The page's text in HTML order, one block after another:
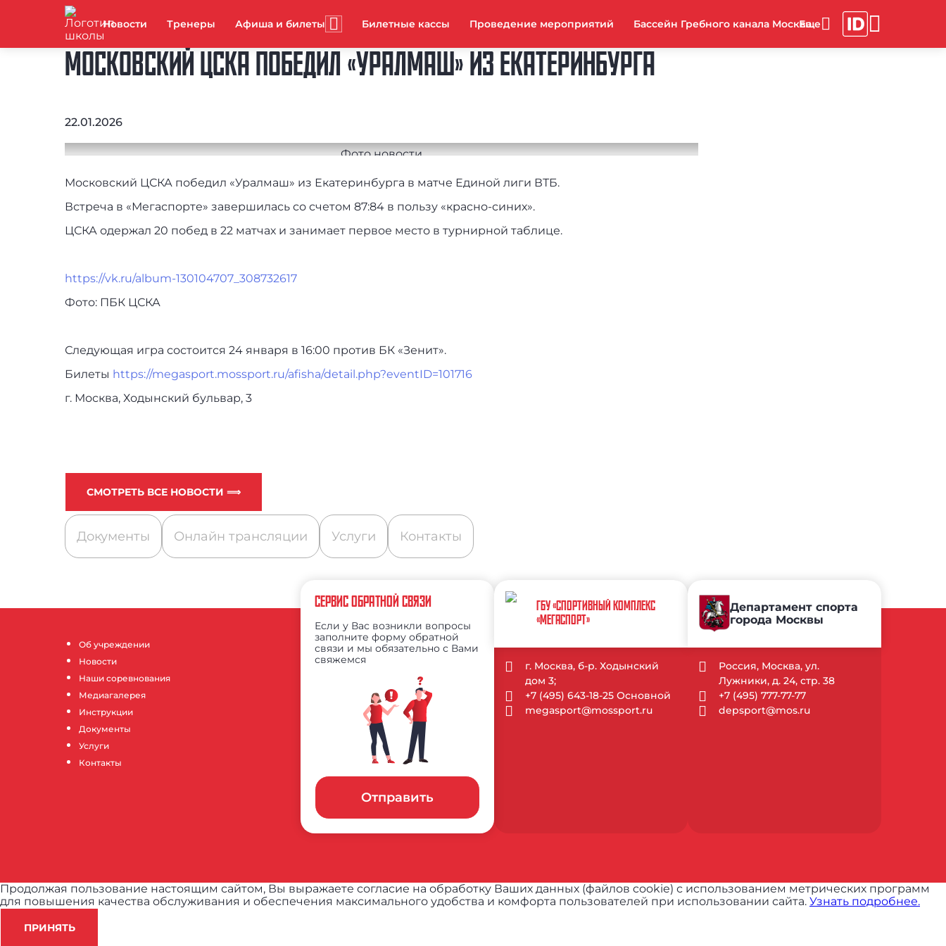
Новости Тренеры Афиша и билеты Билетные кассы Проведение мероприятий Бассейн Гребного канала Москва
МОСКОВСКИЙ ЦСКА ПОБЕДИЛ «УРАЛМАШ» ИЗ ЕКАТЕРИНБУРГА
22.01.2026
Московский ЦСКА победил «Уралмаш» из Екатеринбурга в матче Единой лиги ВТБ.
Встреча в «Мегаспорте» завершилась со счетом 87:84 в пользу «красно‑синих».
ЦСКА одержал 20 побед в 22 матчах и занимает первое место в турнирной таблице.
https://vk.ru/album-130104707_308732617
Фото: ПБК ЦСКА
Следующая игра состоится 24 января в 16:00 против БК «Зенит».
Билеты https://megasport.mossport.ru/afisha/detail.php?eventID=101716
г. Москва, Ходынский бульвар, 3
СМОТРЕТЬ ВСЕ НОВОСТИ ⟹
Документы Онлайн трансляции Услуги Контакты
Об учреждении
Новости
Наши соревнования
Медиагалерея
Инструкции
Документы
Услуги
Контакты
СЕРВИС ОБРАТНОЙ СВЯЗИ
Если у Вас возникли вопросы
заполните форму обратной
связи и мы обязательно с Вами
свяжемся
Отправить
ГБУ «СПОРТИВНЫЙ КОМПЛЕКС
«МЕГАСПОРТ»
г. Москва, б-р. Ходынский
дом 3;
+7 (495) 643-18-25 Основной
megasport@mossport.ru
Департамент спорта
города Москвы
Россия, Москва, ул.
Лужники, д. 24, стр. 38
+7 (495) 777-77-77
depsport@mos.ru
Продолжая пользование настоящим сайтом, Вы выражаете согласие на обработку Ваших данных (файлов cookie) с использованием метрических программ
для повышения качества обслуживания и обеспечения максимального удобства и комфорта пользователей при использовании сайта. Узнать подробнее.
ПРИНЯТЬ